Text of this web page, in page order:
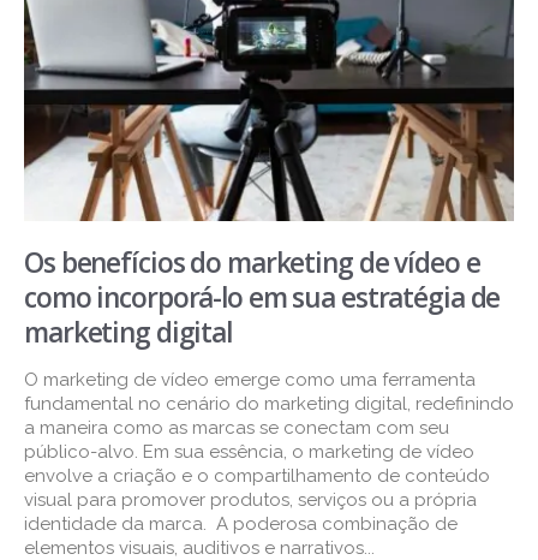
Os benefícios do marketing de vídeo e
como incorporá-lo em sua estratégia de
marketing digital
O marketing de vídeo emerge como uma ferramenta
fundamental no cenário do marketing digital, redefinindo
a maneira como as marcas se conectam com seu
público-alvo. Em sua essência, o marketing de vídeo
envolve a criação e o compartilhamento de conteúdo
visual para promover produtos, serviços ou a própria
identidade da marca. A poderosa combinação de
elementos visuais, auditivos e narrativos...